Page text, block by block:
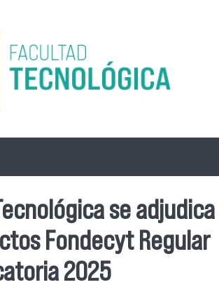
principal
se adjudica
Fondecyt Regular
2025